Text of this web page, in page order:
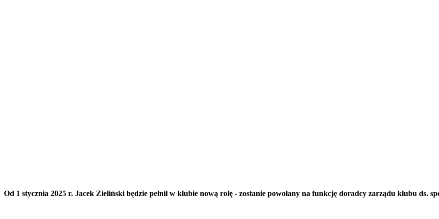
Od 1 stycznia 2025 r. Jacek Zieliński będzie pełnił w klubie nową rolę - zostanie powołany na funkcję doradcy zarządu klubu ds.